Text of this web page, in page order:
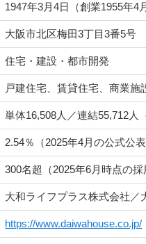
1947年3月4日（創業1955年4
大阪市北区梅田3丁目3番5号
住宅・建設・都市開発
戸建住宅、賃貸住宅、商業
単体16,508人／連結55,712人
2.54％（2025年4月の公式公表
300名超（2025年6月時点の採
大和ライフプラス株式会社／
https://www.daiwahouse.co.jp/